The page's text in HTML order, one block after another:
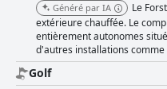
Généré par IA
Le
extérieure chauffée. Le
entièrement autonomes
d'autres installations
Golf